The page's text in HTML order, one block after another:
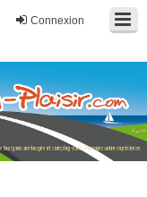
Connexion
de fourgons, fourgons
votre expérience.